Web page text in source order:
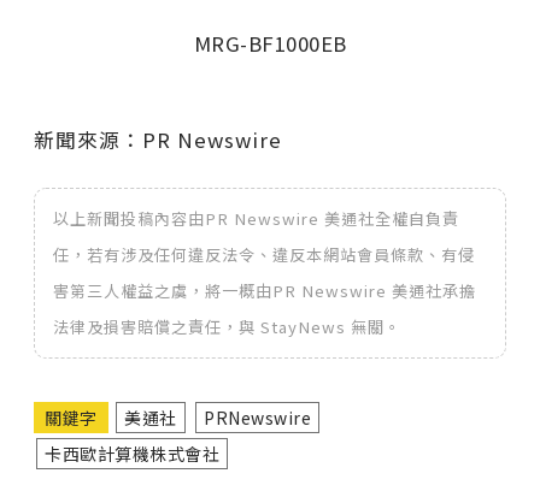
MRG-BF1000EB
新聞來源：PR Newswire
以上新聞投稿內容由PR Newswire 美通社全權自負責
任，若有涉及任何違反法令、違反本網站會員條款、有侵
害第三人權益之虞，將一概由PR Newswire 美通社承擔
法律及損害賠償之責任，與 StayNews 無關。
關鍵字 美通社
PRNewswire
卡西歐計算機株式會社